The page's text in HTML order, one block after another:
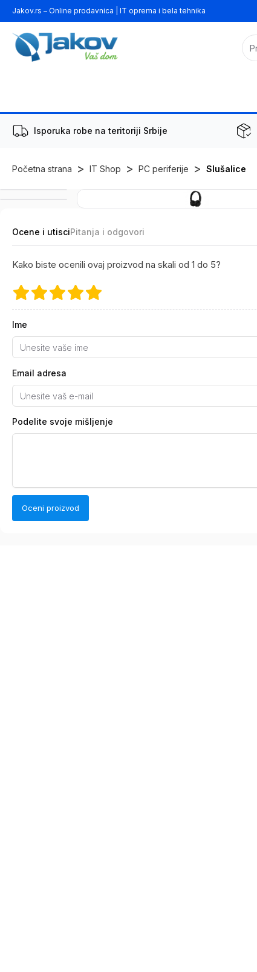
Jakov.rs – Online prodavnica | IT oprema i bela tehnika
Isporuka robe na teritoriji Srbije
Početna strana > IT Shop > PC periferije > Slušalice
Ocene i utisciPitanja i odgovori
Kako biste ocenili ovaj proizvod na skali od 1 do 5?
Ime
Email adresa
Podelite svoje mišljenje
Oceni proizvod